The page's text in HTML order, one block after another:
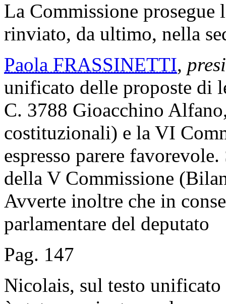
La Commissione prosegue
rinviato, da ultimo, nella
Paola FRASSINETTI,
unificato delle proposte di
C. 3788 Gioacchino
costituzionali) e la VI
espresso parere
della V Commissione
Avverte inoltre che in
parlamentare del deputato
Pag. 147
Nicolais, sul testo unificato